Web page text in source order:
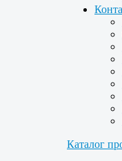
Каталог